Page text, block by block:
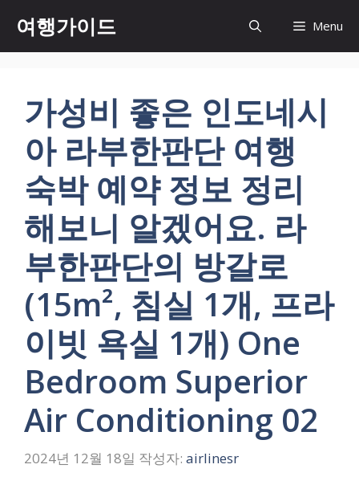
츠
여행가이드 Menu
가성비 좋은 인도네시
아 라부한판단 여행
숙박 예약 정보 정리
해보니 알겠어요. 라
부한판단의 방갈로
(15m², 침실 1개, 프라
이빗 욕실 1개) One
Bedroom Superior
Air Conditioning 02
2024년 12월 18일 작성자: airlinesr